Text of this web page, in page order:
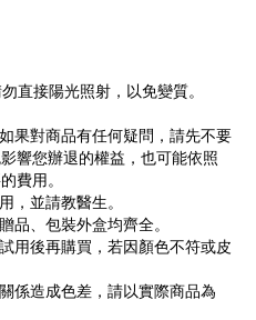
直接陽光照射，以免變質。
果對商品有任何疑問，請先不要
響您辦退的權益，也可能依照
費用。
，並請教醫生。
品、包裝外盒均齊全。
用後再購買，若因顏色不符或皮
係造成色差，請以實際商品為